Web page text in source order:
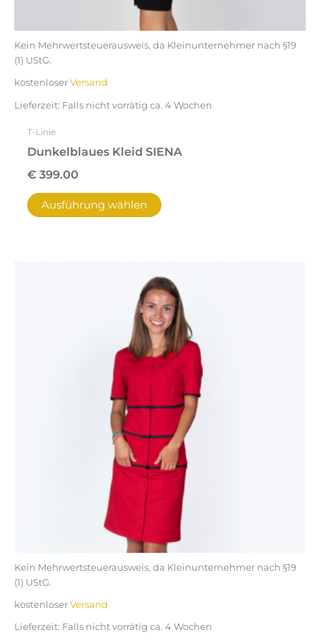
Kein Mehrwertsteuerausweis, da Kleinunternehmer nach §19
(1) UStG.
kostenloserVersand
Lieferzeit: Falls nicht vorrätig ca. 4 Wochen
T-Linie
Dunkelblaues Kleid SIENA
€399.00
Ausführung wählen
Kein Mehrwertsteuerausweis, da Kleinunternehmer nach §19
(1) UStG.
kostenloserVersand
Lieferzeit: Falls nicht vorrätig ca. 4 Wochen
Produkt
weist
mehrere
Varianten
auf.
Optionen
können
auf
der
Produktseite
gewählt
werden